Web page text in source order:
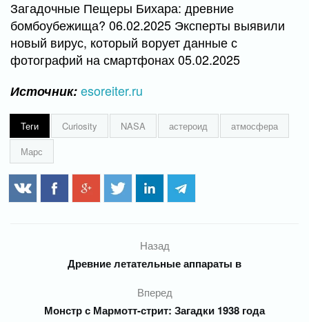
Загадочные Пещеры Бихара: древние
бомбоубежища? 06.02.2025 Эксперты выявили
новый вирус, который ворует данные с
фотографий на смартфонах 05.02.2025
Источник:esoreiter.ru
Теги Curiosity NASA астероид
атмосфера
Марс
Назад
Древние летательные аппараты в
Вперед
Монстр с Мармотт-стрит: Загадки 1938 года